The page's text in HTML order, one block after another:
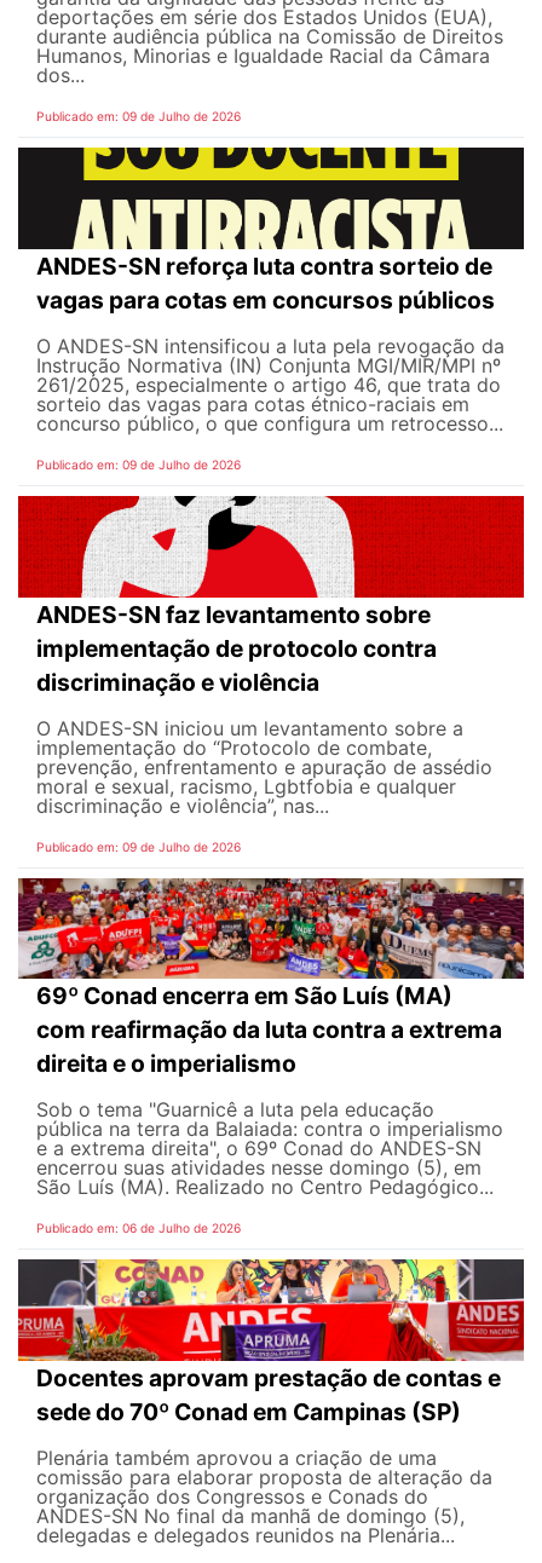
deportações em série dos Estados Unidos (EUA),
durante audiência pública na Comissão de Direitos
Humanos, Minorias e Igualdade Racial da Câmara
dos...
Publicado em: 09 de Julho de 2026
ANDES-SN reforça luta contra sorteio de
vagas para cotas em concursos públicos
O ANDES-SN intensificou a luta pela revogação da
Instrução Normativa (IN) Conjunta MGI/MIR/MPI nº
261/2025, especialmente o artigo 46, que trata do
sorteio das vagas para cotas étnico-raciais em
concurso público, o que configura um retrocesso...
Publicado em: 09 de Julho de 2026
ANDES-SN faz levantamento sobre
implementação de protocolo contra
discriminação e violência
O ANDES-SN iniciou um levantamento sobre a
implementação do “Protocolo de combate,
prevenção, enfrentamento e apuração de assédio
moral e sexual, racismo, Lgbtfobia e qualquer
discriminação e violência”, nas...
Publicado em: 09 de Julho de 2026
69º Conad encerra em São Luís (MA)
com reafirmação da luta contra a extrema
direita e o imperialismo
Sob o tema "Guarnicê a luta pela educação
pública na terra da Balaiada: contra o imperialismo
e a extrema direita", o 69º Conad do ANDES-SN
encerrou suas atividades nesse domingo (5), em
São Luís (MA). Realizado no Centro Pedagógico...
Publicado em: 06 de Julho de 2026
Docentes aprovam prestação de contas e
sede do 70º Conad em Campinas (SP)
Plenária também aprovou a criação de uma
comissão para elaborar proposta de alteração da
organização dos Congressos e Conads do
ANDES-SN No final da manhã de domingo (5),
delegadas e delegados reunidos na Plenária...